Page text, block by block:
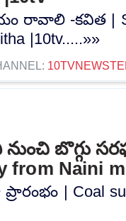
-కవిత |
|10tv.....»»
బొగ్గు
from Naini
| Coal